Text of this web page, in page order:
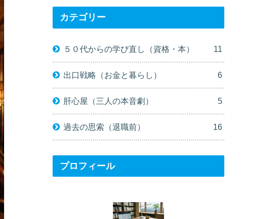
カテゴリー
５０代からの学び直し（資格・本） 11
出口戦略（お金と暮らし） 6
肝心屋（三人の本音劇） 5
過去の思索（退職前） 16
プロフィール